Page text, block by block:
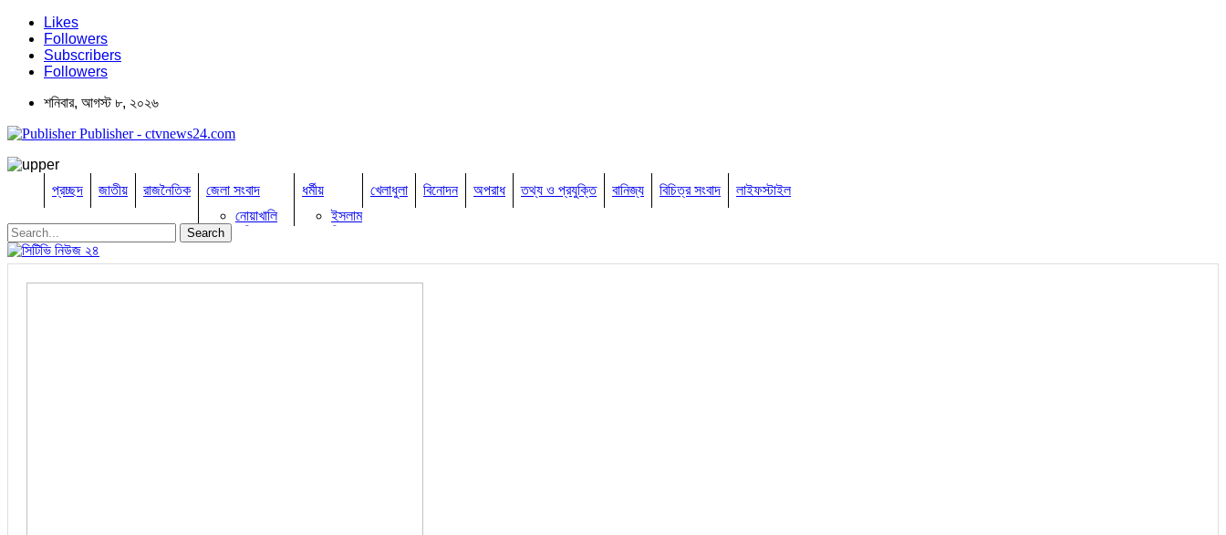
Likes
Followers
Subscribers
Followers
শনিবার, আগস্ট ৮, ২০২৬
Publisher - ctvnews24.com
প্রচ্ছদ জাতীয় রাজনৈতিক
জেলা সংবাদ
নোয়াখালি
নারায়নগঞ্জ
ব্রাহ্মণবাড়িয়া
ধর্মীয়
ইসলাম
খ্রিষ্টান
খেলাধুলা বিনোদন অপরাধ তথ্য ও প্রযুক্তি বানিজ্য বিচিত্র সংবাদ লাইফস্টাইল